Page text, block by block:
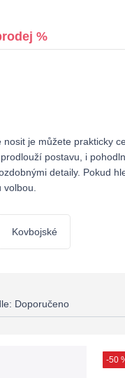
%
je můžete prakticky
postavu, i
detaily. Pokud
Kovbojské
: Doporučeno
-50